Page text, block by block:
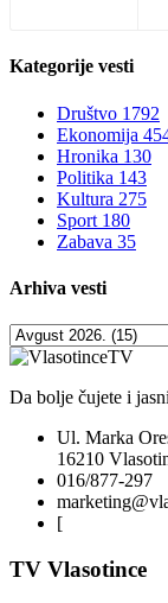
Kategorije vesti
Društvo 1792
Ekonomija
Hronika 130
Politika 143
Kultura 275
Sport 180
Zabava 35
Arhiva vesti
Da bolje čujete i
Ul. Marka
16210
016/877-297
[
TV Vlasotince